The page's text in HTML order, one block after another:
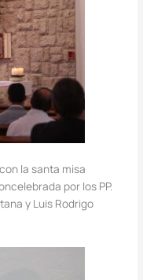
la santa misa
por los PP.
y Luis Rodrigo